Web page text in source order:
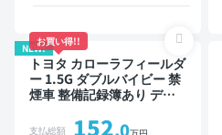
NEW!
お買い得!!
トヨタ カローラフィールダ
ー 1.5G ダブルバイビー 禁
煙車 整備記録簿あり ディ
マートキー ETC バックモ
支払総額 152.0